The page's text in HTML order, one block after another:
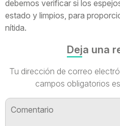
debemos verificar si los
estado y limpios, para
nítida.
Deja una
Tu dirección de correo
campos obligatorios